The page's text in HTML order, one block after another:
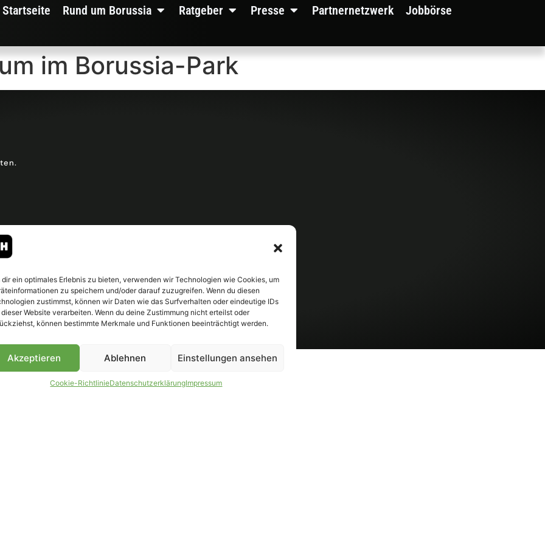
dir ein optimales Erlebnis zu bieten, verwenden wir Technologien wie Cookies, um
zu speichern und/oder darauf zuzugreifen. Wenn du diesen
zustimmst, können wir Daten wie das Surfverhalten oder eindeutige IDs
Website verarbeiten. Wenn du deine Zustimmung nicht erteilst oder
können bestimmte Merkmale und Funktionen beeinträchtigt werden.
Akzeptieren Ablehnen Einstellungen ansehen
Cookie-RichtlinieDatenschutzerklärungImpressum
Startseite Rund um Borussia Ratgeber Presse Partnernetzwerk Jobbörse
im Borussia-Park